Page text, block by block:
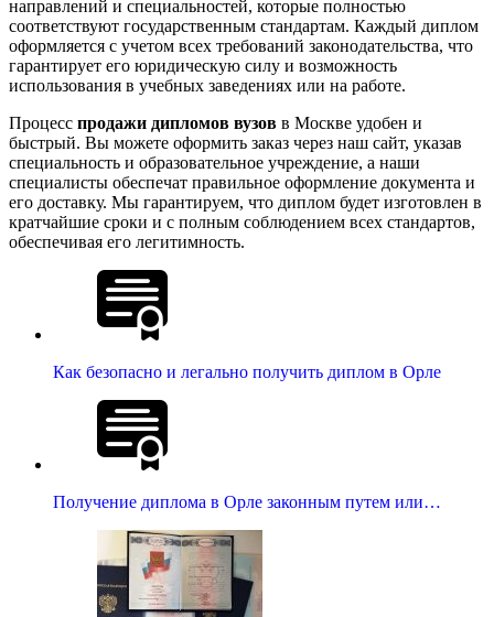
направлений и специальностей, которые полностью
соответствуют государственным стандартам. Каждый диплом
оформляется с учетом всех требований законодательства, что
гарантирует его юридическую силу и возможность
использования в учебных заведениях или на работе.
Процесс продажи дипломов вузов в Москве удобен и
быстрый. Вы можете оформить заказ через наш сайт, указав
специальность и образовательное учреждение, а наши
специалисты обеспечат правильное оформление документа и
его доставку. Мы гарантируем, что диплом будет изготовлен в
кратчайшие сроки и с полным соблюдением всех стандартов,
обеспечивая его легитимность.
Как безопасно и легально получить диплом в Орле
Получение диплома в Орле законным путем или…